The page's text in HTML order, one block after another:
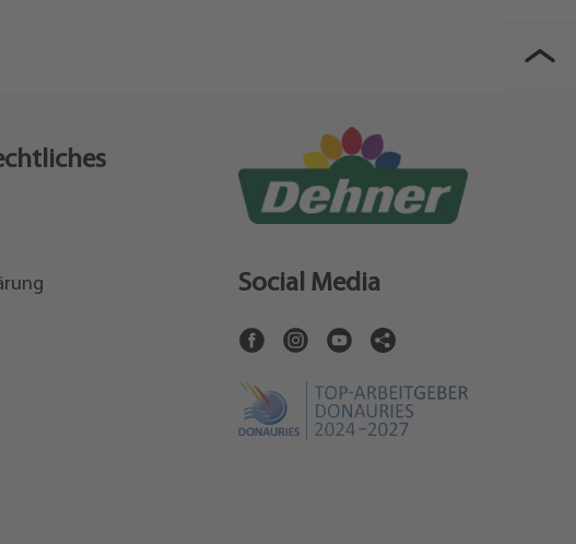
Social Media